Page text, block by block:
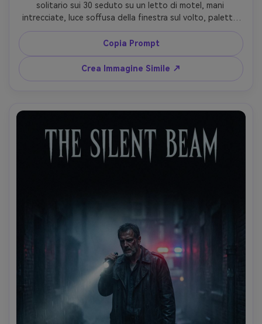
solitario sui 30 seduto su un letto di motel, mani
intrecciate, luce soffusa della finestra sul volto, palette
beige e ardesia smorzate, molto spazio negativo, texture
sottile come carta stampata, atmosfera calma e
malinconica, scattata con Canon EOS R5 50mm f/1.8,
inquadratura simmetrica, spazio vuoto per titolo e
tagline, realismo sobrio, atmosfera da festival, grana
Copia Prompt
Crea Immagine Simile ↗